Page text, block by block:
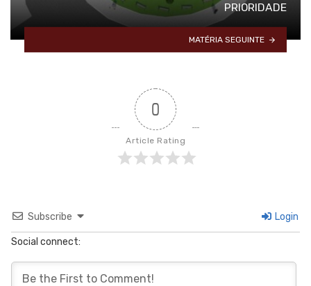
PRIORIDADE
MATÉRIA SEGUINTE
0
Article Rating
Subscribe Login
Social connect: